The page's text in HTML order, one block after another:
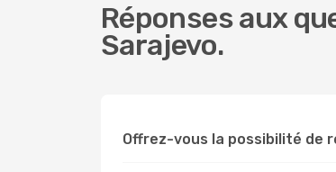
Réponses aux
Sarajevo.
Offrez-vous la possibilité de